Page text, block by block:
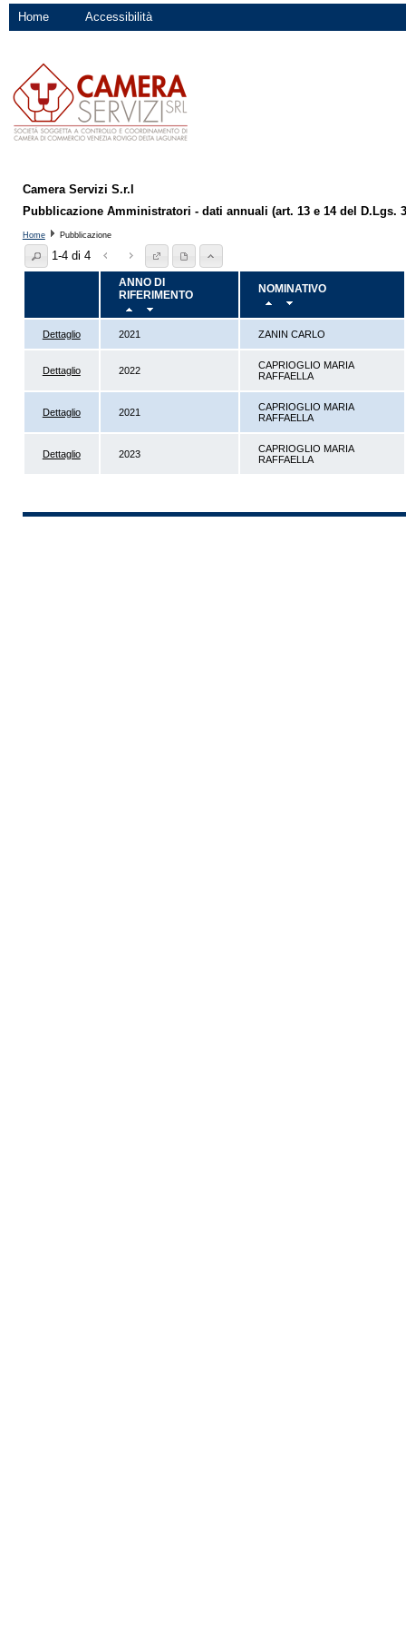
Home Accessibilità
Camera Servizi S.r.l
Pubblicazione Amministratori - dati annuali (art. 13 e 14 del D.Lgs.
Home Pubblicazione
1-4 di 4
ANNO DI
RIFERIMENTO
NOMINATIVO
Dettaglio 2021 ZANIN CARLO
Dettaglio 2022
CAPRIOGLIO MARIA
RAFFAELLA
Dettaglio 2021
CAPRIOGLIO MARIA
RAFFAELLA
Dettaglio 2023
CAPRIOGLIO MARIA
RAFFAELLA